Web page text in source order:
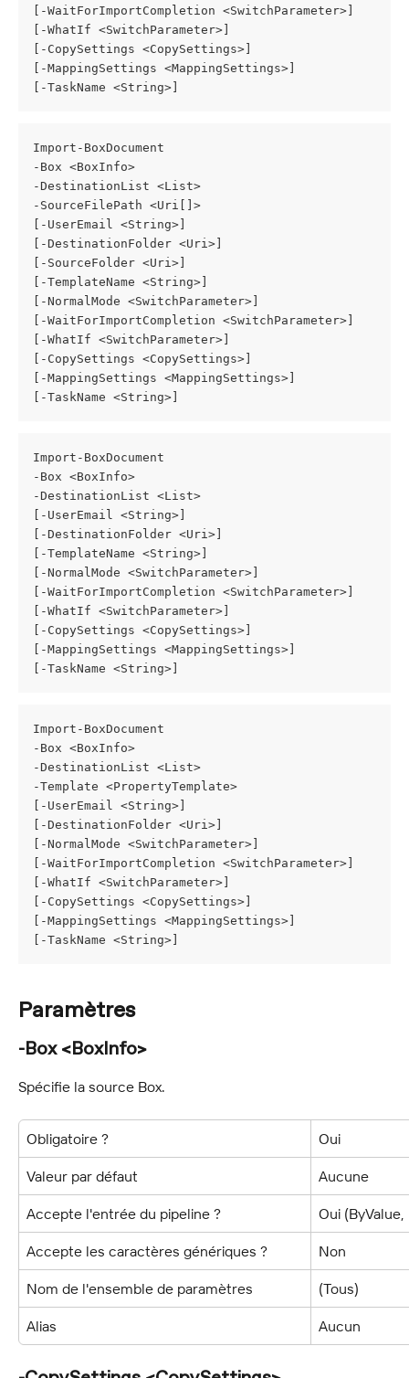
[-WaitForImportCompletion <SwitchParameter>]
[-WhatIf <SwitchParameter>]
[-CopySettings <CopySettings>]
[-MappingSettings <MappingSettings>]
[-TaskName <String>]
Import-BoxDocument
-Box <BoxInfo>
-DestinationList <List>
-SourceFilePath <Uri[]>
[-UserEmail <String>]
[-DestinationFolder <Uri>]
[-SourceFolder <Uri>]
[-TemplateName <String>]
[-NormalMode <SwitchParameter>]
[-WaitForImportCompletion <SwitchParameter>]
[-WhatIf <SwitchParameter>]
[-CopySettings <CopySettings>]
[-MappingSettings <MappingSettings>]
[-TaskName <String>]
Import-BoxDocument
-Box <BoxInfo>
-DestinationList <List>
[-UserEmail <String>]
[-DestinationFolder <Uri>]
[-TemplateName <String>]
[-NormalMode <SwitchParameter>]
[-WaitForImportCompletion <SwitchParameter>]
[-WhatIf <SwitchParameter>]
[-CopySettings <CopySettings>]
[-MappingSettings <MappingSettings>]
[-TaskName <String>]
Import-BoxDocument
-Box <BoxInfo>
-DestinationList <List>
-Template <PropertyTemplate>
[-UserEmail <String>]
[-DestinationFolder <Uri>]
[-NormalMode <SwitchParameter>]
[-WaitForImportCompletion <SwitchParameter>]
[-WhatIf <SwitchParameter>]
[-CopySettings <CopySettings>]
[-MappingSettings <MappingSettings>]
[-TaskName <String>]
Paramètres
-Box <BoxInfo>
Spécifie la source Box.
Obligatoire ? Oui
Valeur par défaut Aucune
Accepte l'entrée du pipeline ? Oui
Accepte les caractères génériques ? Non
Nom de l'ensemble de paramètres (Tous)
Alias Aucun